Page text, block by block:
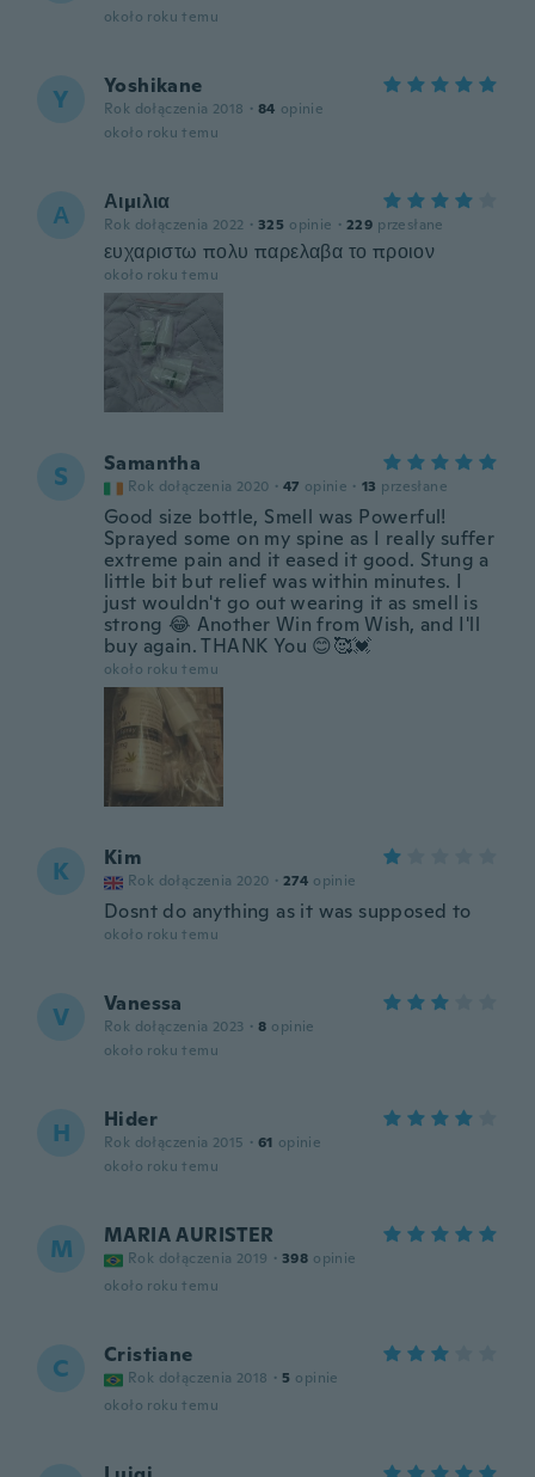
około roku temu
Y Yoshikane
Rok dołączenia 2018 · 84 opinie
około roku temu
Α Αιμιλια
Rok dołączenia 2022 · 325 opinie · 229 przesłane
ευχαριστω πολυ παρελαβα το προιον
około roku temu
S Samantha
Rok dołączenia 2020 · 47 opinie · 13 przesłane
Good size bottle, Smell was Powerful!
Sprayed some on my spine as I really suffer
extreme pain and it eased it good. Stung a
little bit but relief was within minutes. I
just wouldn't go out wearing it as smell is
strong 😂 Another Win from Wish, and I'll
buy again. THANK You 😊🥰💓
około roku temu
K Kim
Rok dołączenia 2020 · 274 opinie
Dosnt do anything as it was supposed to
około roku temu
V Vanessa
Rok dołączenia 2023 · 8 opinie
około roku temu
H Hider
Rok dołączenia 2015 · 61 opinie
około roku temu
M MARIA AURISTER
Rok dołączenia 2019 · 398 opinie
około roku temu
C Cristiane
Rok dołączenia 2018 · 5 opinie
około roku temu